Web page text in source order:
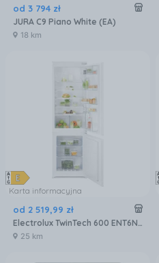
od 3 794 zł
JURA C9 Piano White (EA)
18 km
Karta informacyjna
od 2 519,99 zł
Electrolux TwinTech 600 ENT6NE18S
25 km